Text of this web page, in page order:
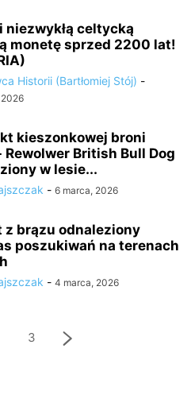
niezwykłą celtycką
monetę sprzed 2200 lat!
Historii (Bartłomiej Stój) -
kieszonkowej broni
Rewolwer British Bull Dog
w lesie...
- 6 marca, 2026
z brązu odnaleziony
poszukiwań na terenach
- 4 marca, 2026
3